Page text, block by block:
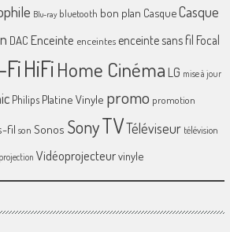
Blu-ray bluetooth bon plan CasqueCasque
DAC Enceinte enceintes enceinte sans fil Focal
FiHiFiHome Cinéma LG mise à jour
Philips Platine Vinyle promo promotion
fil son Sonos SonyTVTéléviseur télévision
Vidéoprojecteurvinyle